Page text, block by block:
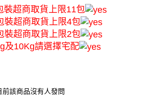
裝超商取貨上限11包
裝超商取貨上限4包
裝超商取貨上限2包
及10Kg請選擇宅配
前該商品沒有人發問